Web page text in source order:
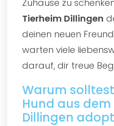
Zuhause zu
Tierheim Dillingen
deinen neuen
warten viele
darauf, dir treue
Warum
Hund aus dem
Dillingen